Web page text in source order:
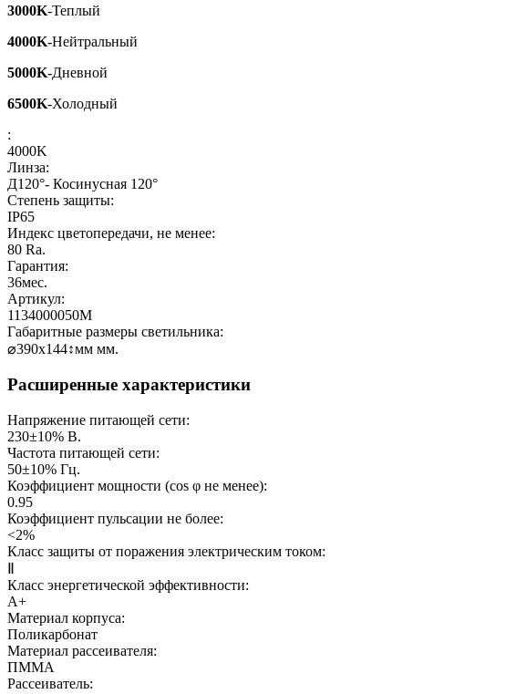
3000K-Теплый
4000K-Нейтральный
5000K-Дневной
6500K-Холодный
:
4000K
Линза:
Д120°- Косинусная 120°
Степень защиты:
IP65
Индекс цветопередачи, не менее:
80 Ra.
Гарантия:
36мес.
Артикул:
1134000050M
Габаритные размеры светильника:
⌀390х144↕мм мм.
Расширенные характеристики
Напряжение питающей сети:
230±10% В.
Частота питающей сети:
50±10% Гц.
Коэффициент мощности (cos φ не менее):
0.95
Коэффициент пульсации не более:
<2%
Класс защиты от поражения электрическим током:
Класс энергетической эффективности:
A+
Материал корпуса:
Поликарбонат
Материал рассеивателя:
ПММА
Рассеиватель: